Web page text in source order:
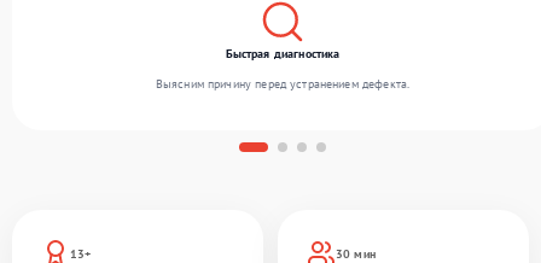
13+
30 мин
Быстрая диагностика
Выясним причину перед устранением дефекта.